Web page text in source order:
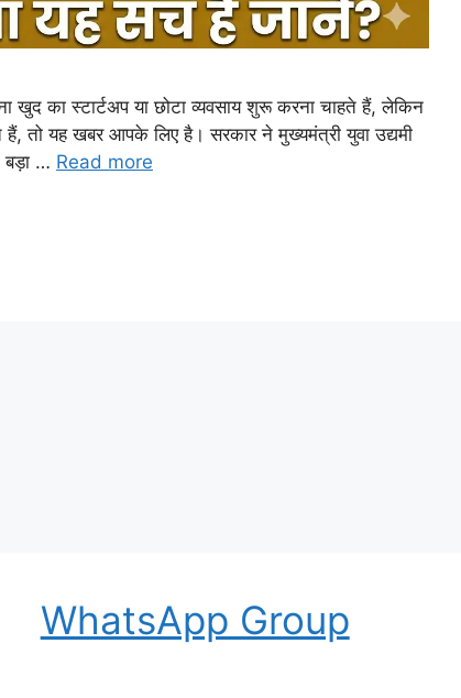
का स्टार्टअप या छोटा व्यवसाय शुरू करना चाहते हैं, लेकिन
हैं, तो यह खबर आपके लिए है। सरकार ने मुख्यमंत्री युवा उद्यमी
बड़ा … Read more
WhatsApp Group